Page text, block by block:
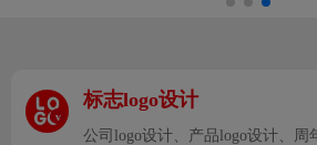
v
标志logo设计
公司logo设计、产品logo设计、周